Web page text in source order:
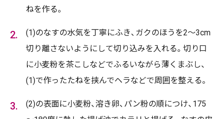
ねを作る。
(1)のなすの水気を丁寧にふき、ガクのほうを2～3cm
切り離さないようにして切り込みを入れる。切り口
に小麦粉を茶こしなどでふるいながら薄くまぶし、
(1)で作ったたねを挟んでヘラなどで周囲を整える。
(2)の表面に小麦粉、溶き卵、パン粉の順につけ、175